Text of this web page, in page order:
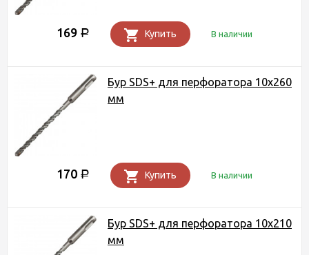
169 Р Купить В наличии
Бур SDS+ для перфоратора 10х260
мм
170 Р Купить В наличии
Бур SDS+ для перфоратора 10х210
мм